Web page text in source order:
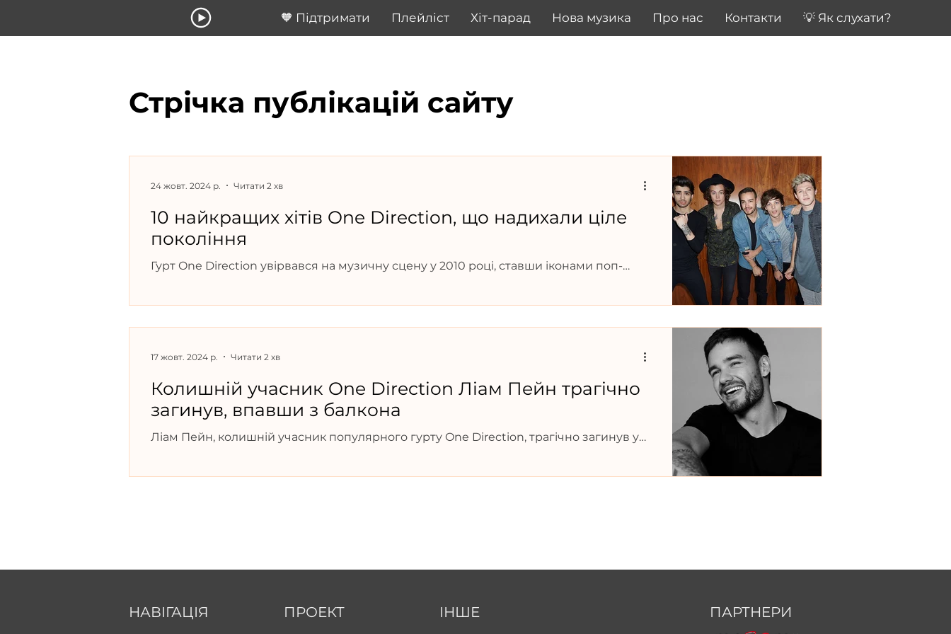
🧡 Підтримати Плейліст Хіт-парад Нова музика Про нас Контакти 💡 Як слухати?
Стрічка публікацій сайту
10 найкращих хітів One Direction, що надихали ціле
покоління
Гурт One Direction увірвався на музичну сцену у 2010 році, ставши іконами поп-
24 жовт. 2024 р. Читати 2 хв
Колишній учасник One Direction Ліам Пейн трагічно
загинув, впавши з балкона
Ліам Пейн, колишній учасник популярного гурту One Direction, трагічно загинув у
17 жовт. 2024 р. Читати 2 хв
НАВІГАЦІЯ ПРОЕКТ ІНШЕ ПАРТНЕРИ